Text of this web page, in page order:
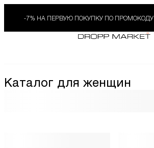
-7% НА ПЕРВУЮ ПОКУПКУ ПО ПРОМОКОДУ
Каталог для женщин